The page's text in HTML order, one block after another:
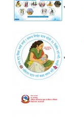
,
,